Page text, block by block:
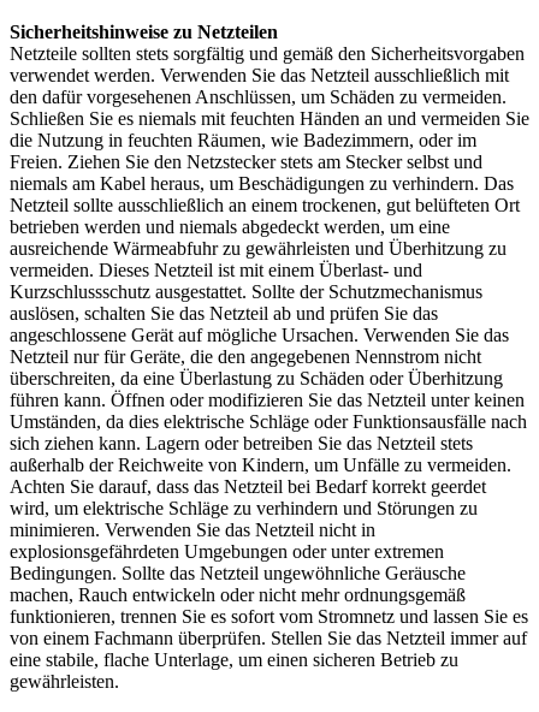
Sicherheitshinweise zu Netzteilen
Netzteile sollten stets sorgfältig und gemäß den Sicherheitsvorgaben
verwendet werden. Verwenden Sie das Netzteil ausschließlich mit
den dafür vorgesehenen Anschlüssen, um Schäden zu vermeiden.
Schließen Sie es niemals mit feuchten Händen an und vermeiden Sie
die Nutzung in feuchten Räumen, wie Badezimmern, oder im
Freien. Ziehen Sie den Netzstecker stets am Stecker selbst und
niemals am Kabel heraus, um Beschädigungen zu verhindern. Das
Netzteil sollte ausschließlich an einem trockenen, gut belüfteten Ort
betrieben werden und niemals abgedeckt werden, um eine
ausreichende Wärmeabfuhr zu gewährleisten und Überhitzung zu
vermeiden. Dieses Netzteil ist mit einem Überlast- und
Kurzschlussschutz ausgestattet. Sollte der Schutzmechanismus
auslösen, schalten Sie das Netzteil ab und prüfen Sie das
angeschlossene Gerät auf mögliche Ursachen. Verwenden Sie das
Netzteil nur für Geräte, die den angegebenen Nennstrom nicht
überschreiten, da eine Überlastung zu Schäden oder Überhitzung
führen kann. Öffnen oder modifizieren Sie das Netzteil unter keinen
Umständen, da dies elektrische Schläge oder Funktionsausfälle nach
sich ziehen kann. Lagern oder betreiben Sie das Netzteil stets
außerhalb der Reichweite von Kindern, um Unfälle zu vermeiden.
Achten Sie darauf, dass das Netzteil bei Bedarf korrekt geerdet
wird, um elektrische Schläge zu verhindern und Störungen zu
minimieren. Verwenden Sie das Netzteil nicht in
explosionsgefährdeten Umgebungen oder unter extremen
Bedingungen. Sollte das Netzteil ungewöhnliche Geräusche
machen, Rauch entwickeln oder nicht mehr ordnungsgemäß
funktionieren, trennen Sie es sofort vom Stromnetz und lassen Sie es
von einem Fachmann überprüfen. Stellen Sie das Netzteil immer auf
eine stabile, flache Unterlage, um einen sicheren Betrieb zu
gewährleisten.